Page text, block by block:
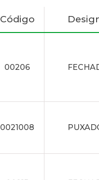
Código
00206
0021008